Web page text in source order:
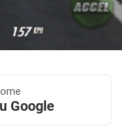
Google